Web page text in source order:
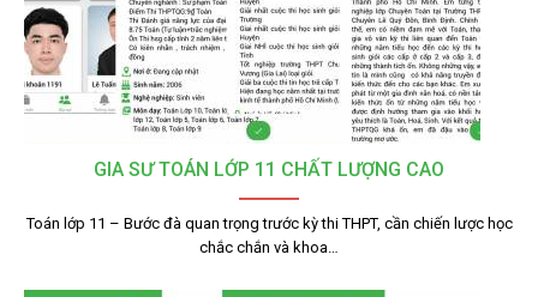
GIA SƯ TOÁN LỚP 11 CHẤT LƯỢNG CAO
Toán lớp 11 – Bước đà quan trọng trước kỳ thi THPT, cần chiến lược học
chắc chắn và khoa…